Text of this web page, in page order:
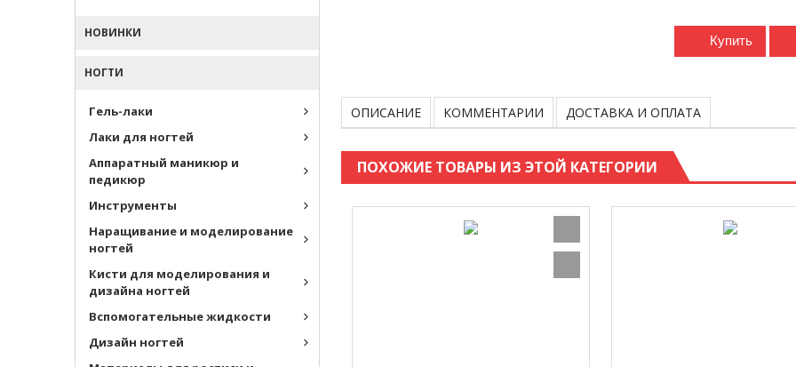
НОВИНКИ
НОГТИ
Гель-лаки
Лаки для ногтей
Аппаратный маникюр и
педикюр
Инструменты
Наращивание и моделирование
ногтей
Кисти для моделирования и
дизайна ногтей
Вспомогательные жидкости
Дизайн ногтей
Купить
ОПИСАНИЕ КОММЕНТАРИИ ДОСТАВКА И ОПЛАТА
ПОХОЖИЕ ТОВАРЫ ИЗ ЭТОЙ КАТЕГОРИИ